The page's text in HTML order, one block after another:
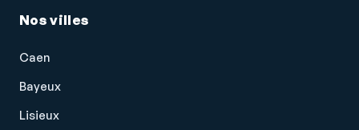
Nos villes
Caen
Bayeux
Lisieux